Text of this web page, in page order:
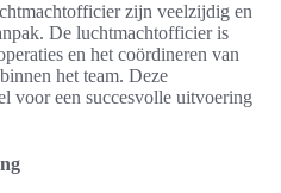
zijn veelzijdig en
De luchtmachtofficier is
en het coördineren van
het team. Deze
voor een succesvolle uitvoering